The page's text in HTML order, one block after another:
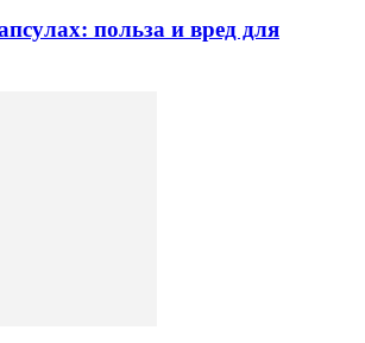
польза и вред для